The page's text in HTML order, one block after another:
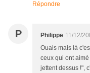
Répondre
P Philippe 11/12/
Ouais mais là
ceux qui ont
jettent dessus !",